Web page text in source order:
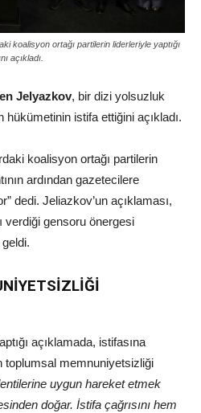
koalisyon ortağı partilerin liderleriyle yaptığı
açıkladı.
Jelyazkov, bir dizi yolsuzluk
hükümetinin istifa ettiğini açıkladı.
koalisyon ortağı partilerin
ardından gazetecilere
dedi. Jeliazkov’un açıklaması,
verdiği gensoru önergesi
açıklamada, istifasına
toplumsal memnuniyetsizliği
uygun hareket etmek
doğar. İstifa çağrısını hem